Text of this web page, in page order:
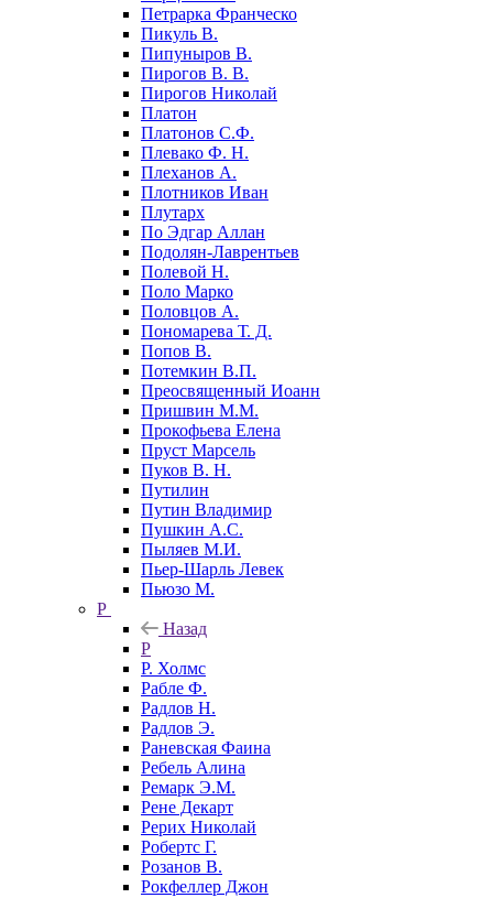
Петрарка Франческо
Пикуль В.
Пипуныров В.
Пирогов В. В.
Пирогов Николай
Платон
Платонов С.Ф.
Плевако Ф. Н.
Плеханов А.
Плотников Иван
Плутарх
По Эдгар Аллан
Подолян-Лаврентьев
Полевой Н.
Поло Марко
Половцов А.
Пономарева Т. Д.
Попов В.
Потемкин В.П.
Преосвященный Иоанн
Пришвин М.М.
Прокофьева Елена
Пруст Марсель
Пуков В. Н.
Путилин
Путин Владимир
Пушкин А.С.
Пыляев М.И.
Пьер-Шарль Левек
Пьюзо М.
Р
Назад
Р
Р. Холмс
Рабле Ф.
Радлов Н.
Радлов Э.
Раневская Фаина
Ребель Алина
Ремарк Э.М.
Рене Декарт
Рерих Николай
Робертс Г.
Розанов В.
Рокфеллер Джон